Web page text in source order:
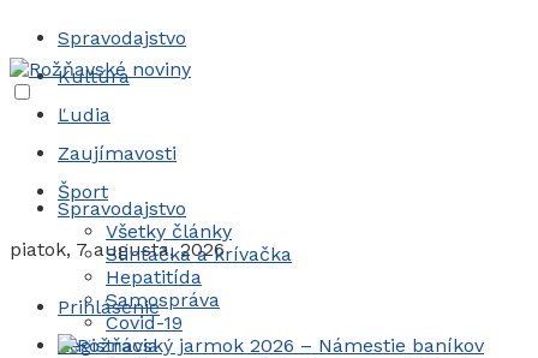
Spravodajstvo
Kultúra
Ľudia
Zaujímavosti
Šport
piatok, 7 augusta, 2026
Prihlásenie
Registrácia
Spravodajstvo
Všetky články
Slintačka a krívačka
Hepatitída
Samospráva
Covid-19